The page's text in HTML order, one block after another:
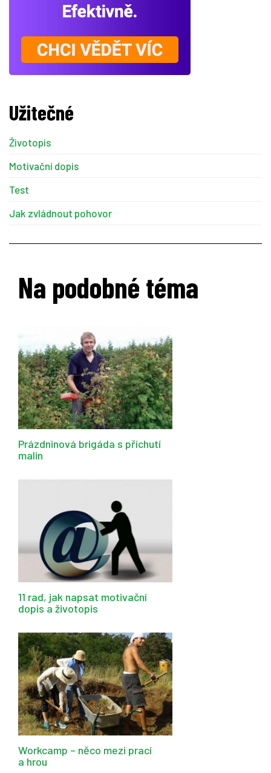
Užitečné
Životopis
Motivační dopis
Test
Jak zvládnout pohovor
Na podobné téma
Prázdninová brigáda s příchutí
malin
11 rad, jak napsat motivační
dopis a životopis
Workcamp – něco mezi prací
a hrou